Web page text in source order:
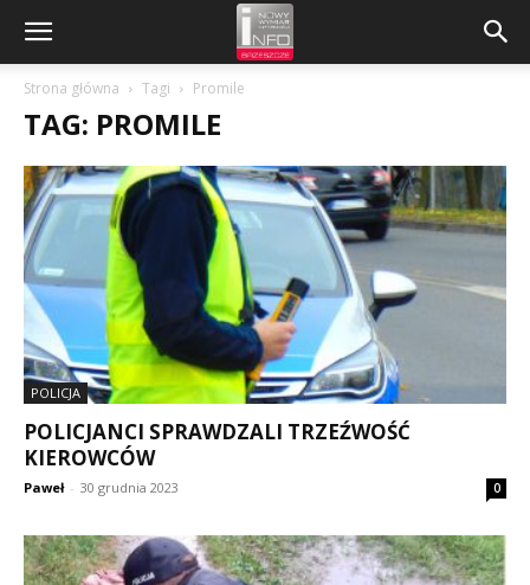
Strona główna Tagi Promile
TAG: PROMILE
POLICJA
POLICJANCI SPRAWDZALI TRZEŹWOŚĆ
KIEROWCÓW
Paweł - 30 grudnia 2023 0